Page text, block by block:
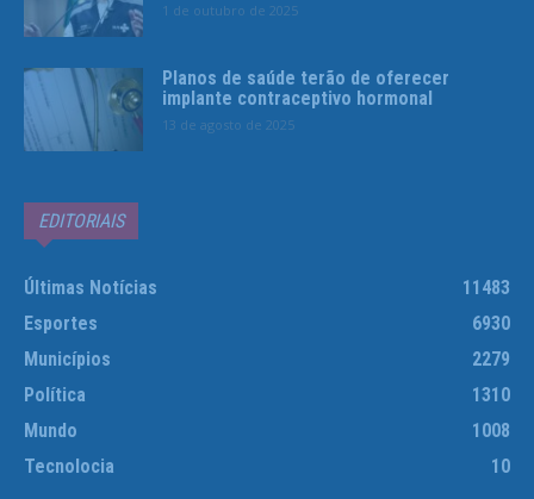
1 de outubro de 2025
Planos de saúde terão de oferecer
implante contraceptivo hormonal
13 de agosto de 2025
EDITORIAIS
Últimas Notícias
11483
Esportes
6930
Municípios
2279
Política
1310
Mundo
1008
Tecnolocia
10